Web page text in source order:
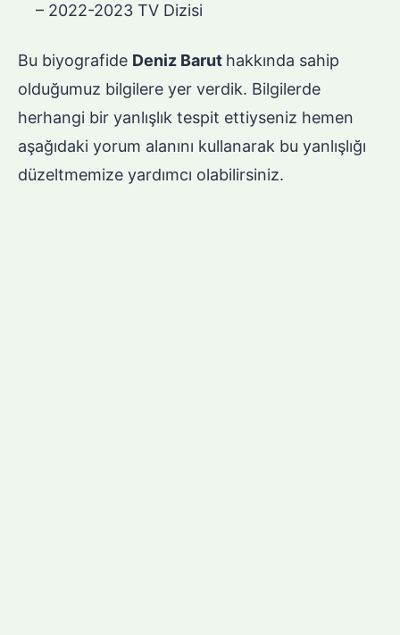
– 2022-2023 TV Dizisi
Bu biyografide Deniz Barut hakkında sahip
olduğumuz bilgilere yer verdik. Bilgilerde
herhangi bir yanlışlık tespit ettiyseniz hemen
aşağıdaki yorum alanını kullanarak bu yanlışlığı
düzeltmemize yardımcı olabilirsiniz.